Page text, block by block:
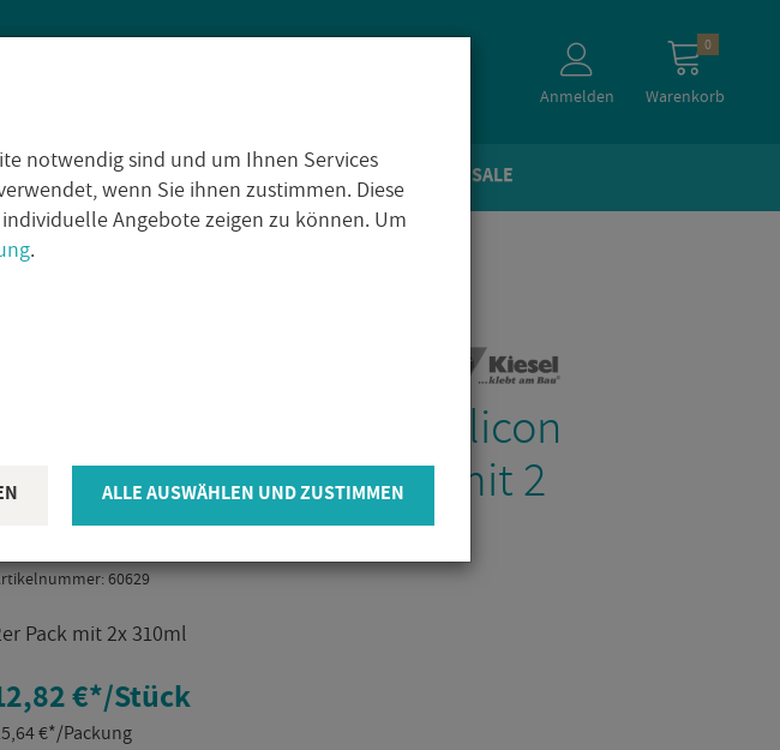
notwendig sind und um Ihnen Services
wenn Sie ihnen zustimmen. Diese
Angebote zeigen zu können. Um
.
ALLE AUSWÄHLEN UND ZUSTIMMEN
Anmelden
0
Warenkorb
DE­KO­RE NA­TUR­STEIN­OP­TIK ZU­BE­HÖR SALE
Stck.
Kie­sel Bau­che­mie Oka Si­li­con
310ml / Pack mit 2
Stck.
60629
Pack mit 2x 310ml
€*/Stück
€*/Packung